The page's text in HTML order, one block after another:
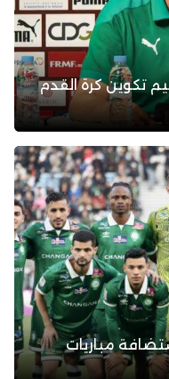
تكوين كرة القدم
مباريات